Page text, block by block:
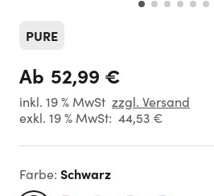
PURE
Ab 52,99 €
inkl. 19 % MwSt zzgl. Versand
exkl. 19 % MwSt: 44,53 €
Farbe: Schwarz